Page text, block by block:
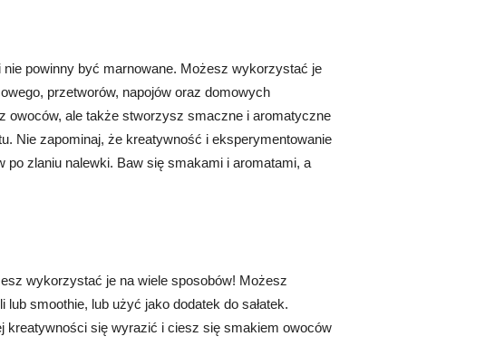
powinny być marnowane. Możesz wykorzystać je
przetworów, napojów oraz domowych
owoców, ale także stworzysz smaczne i aromatyczne
Nie zapominaj, że kreatywność i eksperymentowanie
zlaniu nalewki. Baw się smakami i aromatami, a
wykorzystać je na wiele sposobów! Możesz
smoothie, lub użyć jako dodatek do sałatek.
kreatywności się wyrazić i ciesz się smakiem owoców